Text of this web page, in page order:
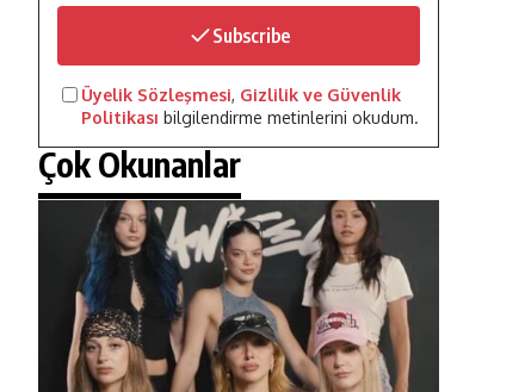
Subscribe
Üyelik Sözleşmesi, Gizlilik ve Güvenlik
Politikası bilgilendirme metinlerini okudum.
Çok Okunanlar